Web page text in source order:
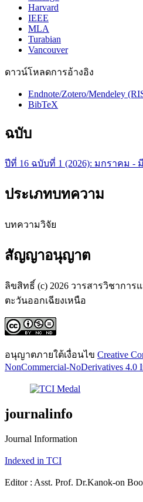
Harvard
IEEE
MLA
Turabian
Vancouver
ดาวน์โหลดการอ้างอิง
Endnote/Zotero/Mendeley
BibTeX
ฉบับ
ปีที่ 16 ฉบับที่ 1 (2026): มกราคม -
ประเภทบทความ
บทความวิจัย
สัญญาอนุญาต
ลิขสิทธิ์ (c) 2026 วารสารวิชากา
ตะวันออกเฉียงเหนือ
อนุญาตภายใต้เงื่อนไข Creative
NonCommercial-NoDerivatives 4.0
journalinfo
Journal Information
Indexed in TCI
Editor : Asst. Prof. Dr.Kanok-on